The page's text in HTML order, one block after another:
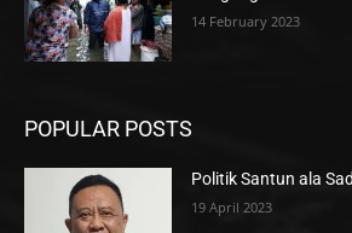
14 February 2023
POPULAR POSTS
Politik Santun ala
19 April 2023